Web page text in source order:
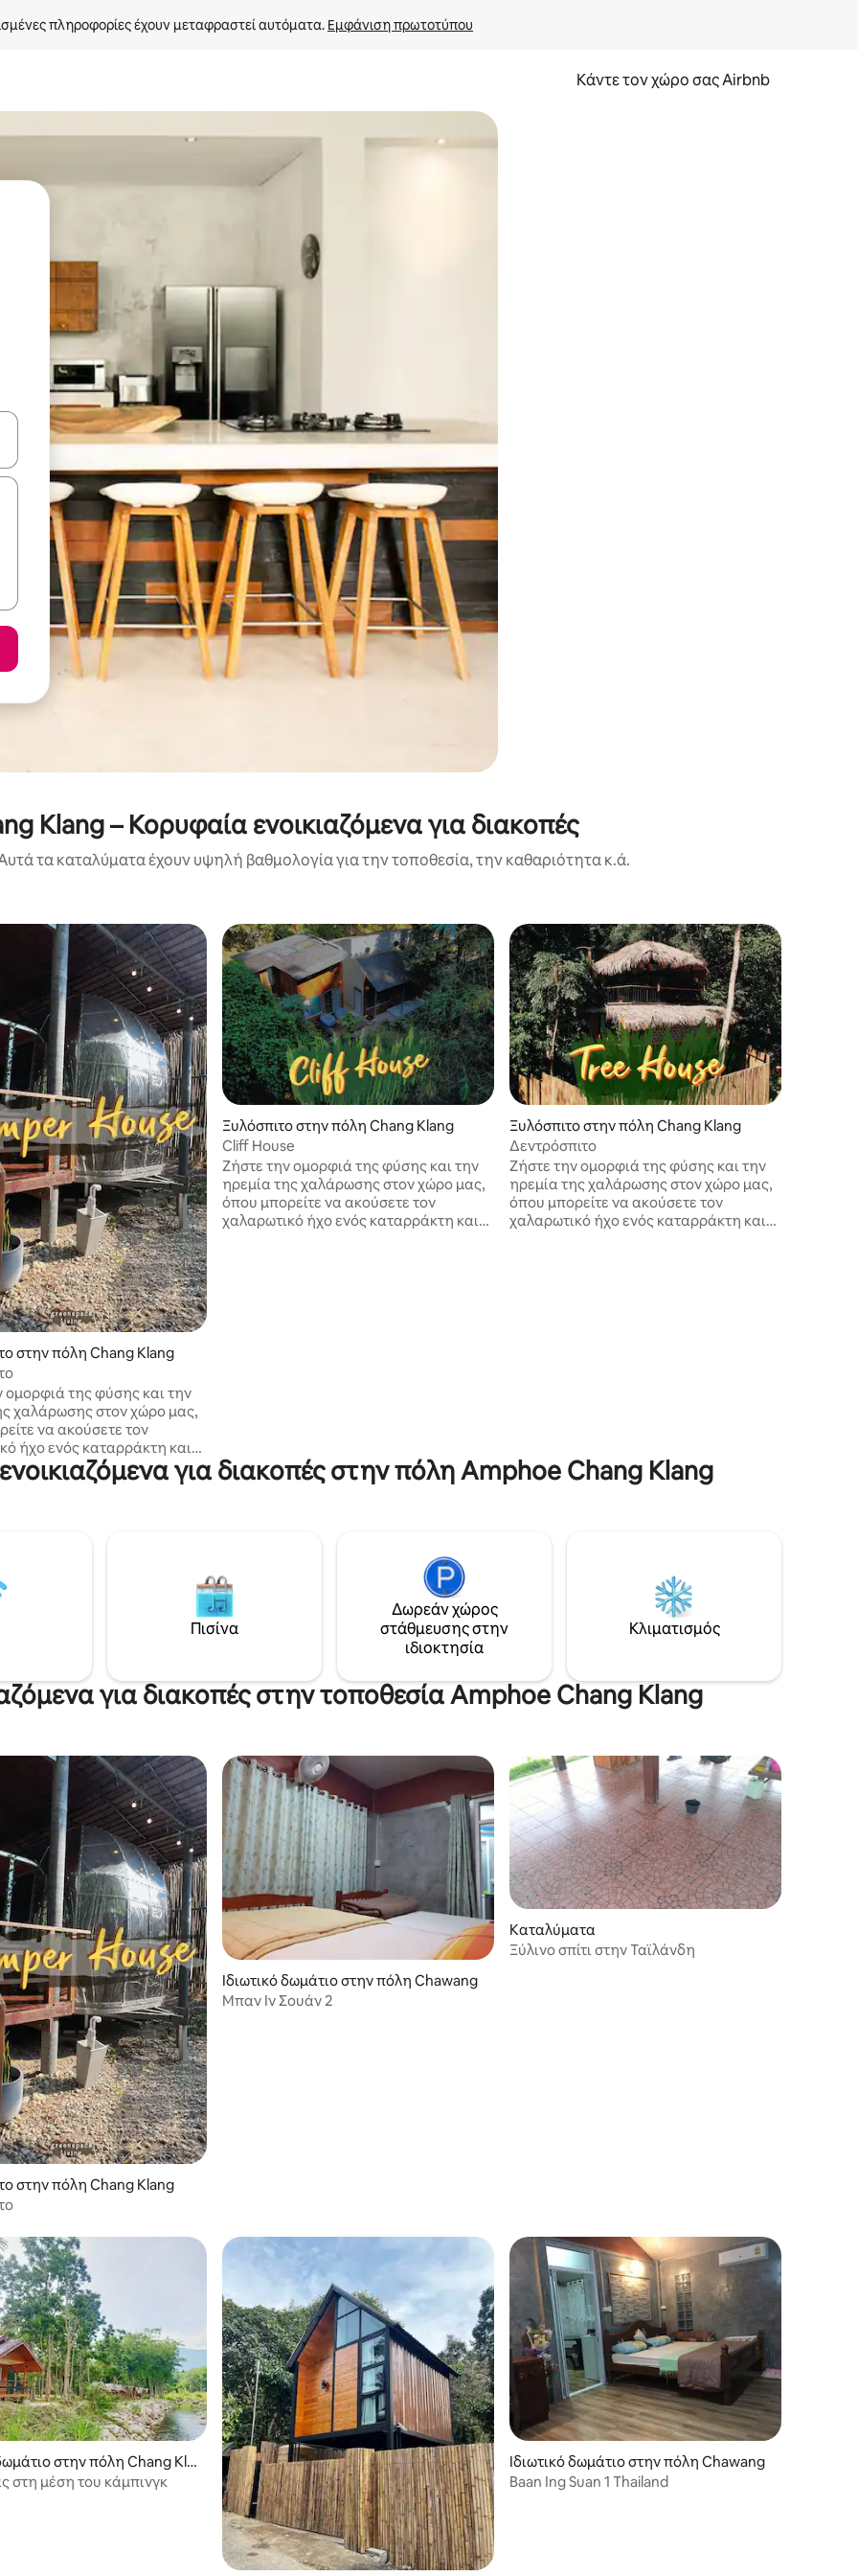
πληροφορίες έχουν μεταφραστεί αυτόματα. Εμφάνιση πρωτοτύπου
Κάντε τον χώρο σας Airbnb
να πλοηγηθείτε στη σελίδα με τα κουμπιά πάνω και κάτω βέλους, να την εξερευνήσετε με την αφή ή να τη σύρετε με τα δάχτυλα.
Klang – Κορυφαία ενοικιαζόμενα για διακοπές
τα καταλύματα έχουν υψηλή βαθμολογία για την τοποθεσία, την καθαριότητα κ.ά.
στην πόλη Chang Klang
ομορφιά της φύσης και την
χαλάρωσης στον χώρο μας,
να ακούσετε τον
ήχο ενός καταρράκτη και
καθαρό αέρα.
Ξυλόσπιτο στην πόλη Chang Klang
Cliff House
Ζήστε την ομορφιά της φύσης και την
ηρεμία της χαλάρωσης στον χώρο μας,
όπου μπορείτε να ακούσετε τον
χαλαρωτικό ήχο ενός καταρράκτη και
Ξυλόσπιτο στην πόλη Chang Klang
Δεντρόσπιτο
Ζήστε την ομορφιά της φύσης και την
ηρεμία της χαλάρωσης στον χώρο μας,
όπου μπορείτε να ακούσετε τον
χαλαρωτικό ήχο ενός καταρράκτη και
για διακοπές στην πόλη Amphoe Chang Klang
Πισίνα
Δωρεάν χώρος
στάθμευσης στην
ιδιοκτησία
Κλιματισμός
για διακοπές στην τοποθεσία Amphoe Chang Klang
στην πόλη Chang Klang
Ιδιωτικό δωμάτιο στην πόλη Chawang
Μπαν Ιν Σουάν 2
Καταλύματα
Ξύλινο σπίτι στην Ταϊλάνδη
στην πόλη Chang Kla
στη μέση του κάμπινγκ
Ιδιωτικό δωμάτιο στην πόλη Chawang
Baan Ing Suan 1 Thailand